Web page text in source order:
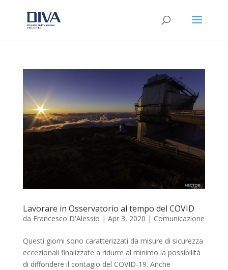
Lavorare in Osservatorio al tempo del COVID
da Francesco D'Alessio | Apr 3, 2020 | Comunicazione
Questi giorni sono caratterizzati da misure di sicurezza
eccezionali finalizzate a ridurre al minimo la possibilità
di diffondere il contagio del COVID-19. Anche